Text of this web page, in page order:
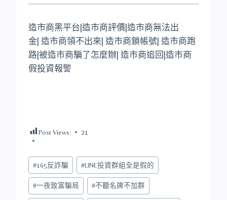
造市商黑平台|造市商評價|造市商無法出
金| 造市商領不出來| 造市商鎖帳號| 造市商跑
路|被造市商騙了怎麼辦| 造市商追回|造市商
假投資報警
Post Views: 21
Post
Tags:
#165反詐騙 #LINE投資群組全是假的
#一夜致富騙局 #不聽名牌不加群